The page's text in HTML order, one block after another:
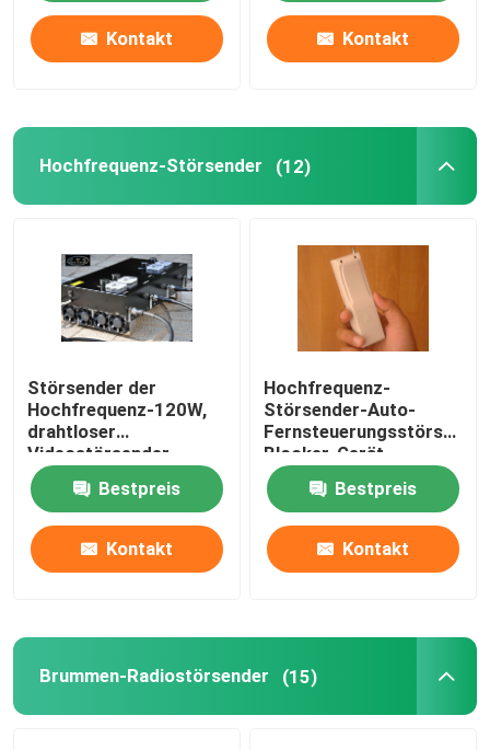
Kontakt Kontakt
Hochfrequenz-Störsender (12)
Störsender der
Hochfrequenz-120W,
drahtloser
Videostörsender
1.2GHz-1.3GHz
900MHz Bestpreis
Kontakt
Hochfrequenz-
Störsender-Auto-
Blocker-Gerät
UHF433mhz
Bestpreis
Kontakt
Brummen-Radiostörsender (15)